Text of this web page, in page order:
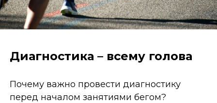
Диагностика – всему голова
Почему важно провести диагностику
перед началом занятиями бегом?